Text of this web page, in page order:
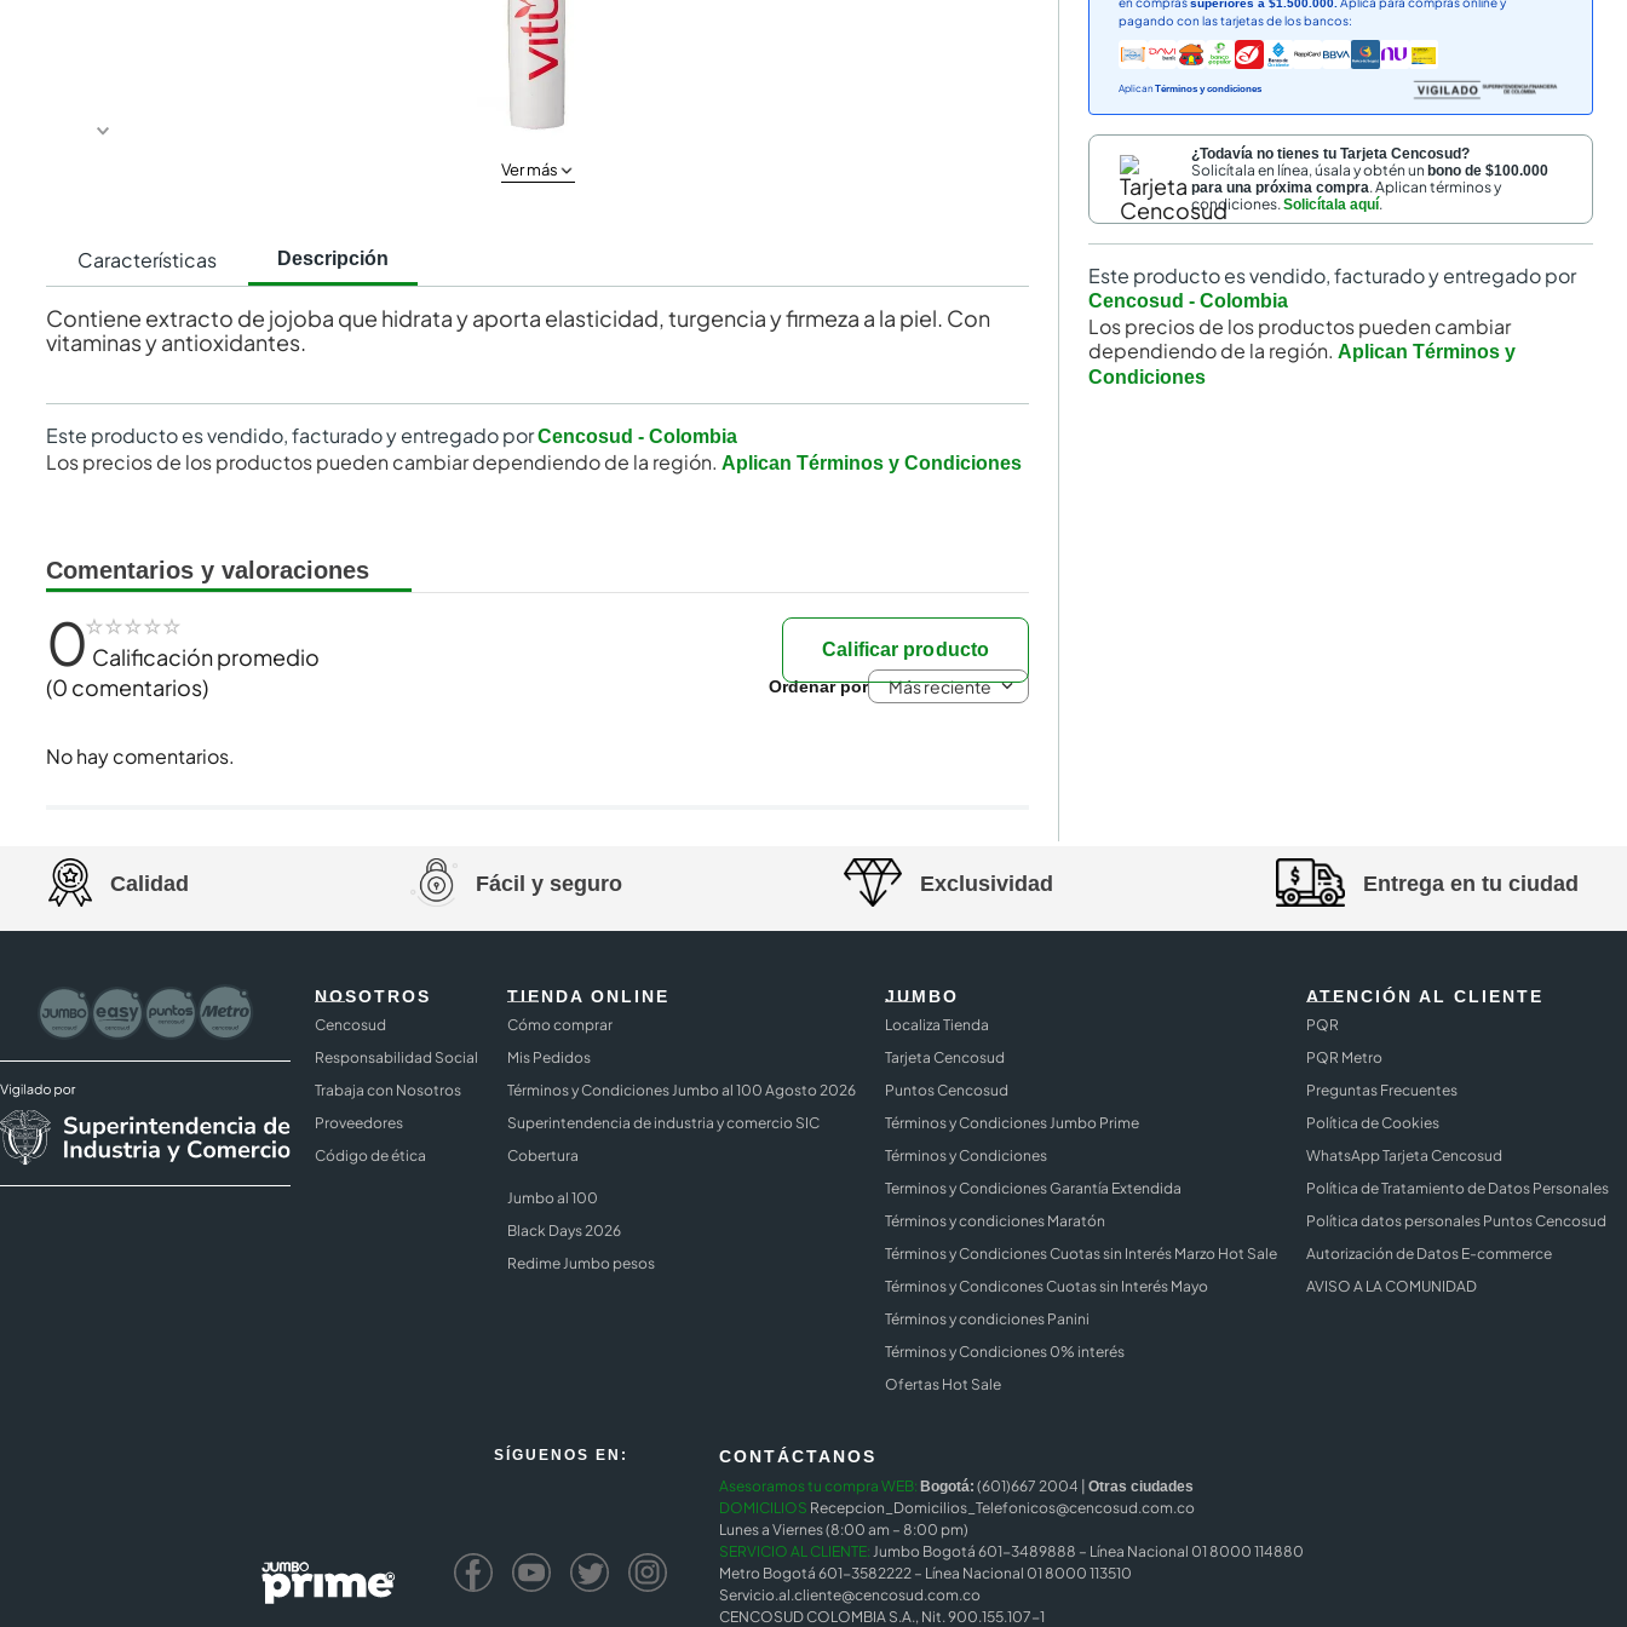
Ver más
Características Descripción
Contiene extracto de jojoba que hidrata y aporta elasticidad, turgencia y firmeza a la piel. Con
vitaminas y antioxidantes.
Este producto es vendido, facturado y entregado porCencosud - Colombia
Los precios de los productos pueden cambiar dependiendo de la región. Aplican Términos y Condiciones
Comentarios y valoraciones
Calificar producto
☆☆☆☆☆
0Calificación promedio
(0 comentarios)
Más reciente
No hay comentarios.
superiores a $1.500.000.
pagando con las tarjetas de los bancos:
Aplican Términos y condiciones
¿Todavía no tienes tu Tarjeta Cencosud?
Solicítala en línea, úsala y obtén unbono de $100.000
para una próxima compra. Aplican términos y
condiciones.Solicítala aquí.
Este producto es vendido, facturado y entregado por
Cencosud - Colombia
Los precios de los productos pueden cambiar
dependiendo de la región. Aplican Términos y
Condiciones
Calidad Fácil y seguro Exclusividad Entrega en tu ciudad
NOSOTROS
Cencosud
Responsabilidad Social
Trabaja con Nosotros
Proveedores
Código de ética
TIENDA ONLINE
Cómo comprar
Mis Pedidos
Términos y Condiciones Jumbo al 100 Agosto 2026
Superintendencia de industria y comercio SIC
Cobertura
Jumbo al 100
Black Days 2026
Redime Jumbo pesos
JUMBO
Localiza Tienda
Tarjeta Cencosud
Puntos Cencosud
Términos y Condiciones Jumbo Prime
Términos y Condiciones
Terminos y Condiciones Garantía Extendida
Términos y condiciones Maratón
Términos y Condiciones Cuotas sin Interés Marzo Hot Sale
Términos y Condicones Cuotas sin Interés Mayo
Términos y condiciones Panini
Términos y Condiciones 0% interés
Ofertas Hot Sale
ATENCIÓN AL CLIENTE
PQR
PQR Metro
Preguntas Frecuentes
Política de Cookies
WhatsApp Tarjeta Cencosud
Política de Tratamiento de Datos Personales
Política datos personales Puntos Cencosud
Autorización de Datos E-commerce
AVISO A LA COMUNIDAD
SÍGUENOS EN: CONTÁCTANOS
Asesoramos tu compra WEB: Bogotá: (601)667 2004 | Otras ciudades
DOMICILIOS Recepcion_Domicilios_Telefonicos@cencosud.com.co
Lunes a Viernes (8:00 am – 8:00 pm)
SERVICIO AL CLIENTE: Jumbo Bogotá 601-3489888 – Línea Nacional 01 8000 114880
Metro Bogotá 601-3582222 – Línea Nacional 01 8000 113510
Servicio.al.cliente@cencosud.com.co
CENCOSUD COLOMBIA S.A., Nit. 900.155.107-1